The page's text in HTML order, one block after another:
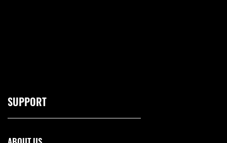
SUPPORT